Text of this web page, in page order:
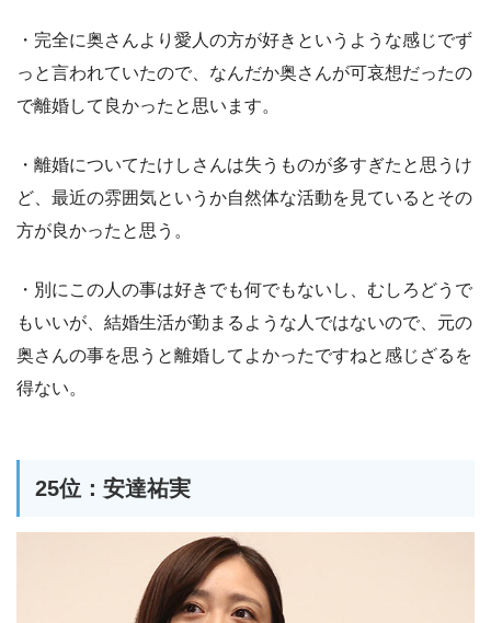
・完全に奥さんより愛人の方が好きというような感じでず
っと言われていたので、なんだか奥さんが可哀想だったの
で離婚して良かったと思います。
・離婚についてたけしさんは失うものが多すぎたと思うけ
ど、最近の雰囲気というか自然体な活動を見ているとその
方が良かったと思う。
・別にこの人の事は好きでも何でもないし、むしろどうで
もいいが、結婚生活が勤まるような人ではないので、元の
奥さんの事を思うと離婚してよかったですねと感じざるを
得ない。
25位：安達祐実